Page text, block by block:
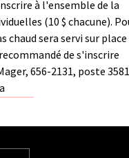
à l'ensemble de la
(10 $ chacune).
chaud sera servi sur
de s'inscrire
656-2131, poste